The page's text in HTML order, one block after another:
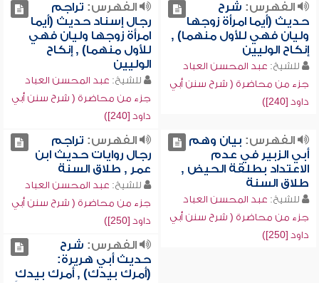
الفهرس: شرح
حديث (أيما امرأة زوجها
وليان فهي للأول منهما) ,
إنكاح الوليين
للشيخ: عبد المحسن العباد
جزء من محاضرة ( شرح سنن أبي
داود [240])
الفهرس: تراجم
رجال إسناد حديث (أيما
امرأة زوجها وليان فهي
للأول منهما) , إنكاح
الوليين
للشيخ: عبد المحسن العباد
جزء من محاضرة ( شرح سنن أبي
داود [240])
الفهرس: بيان وهم
أبي الزبير في عدم
الاعتداد بطلقة الحيض ,
طلاق السنة
للشيخ: عبد المحسن العباد
جزء من محاضرة ( شرح سنن أبي
داود [250])
الفهرس: تراجم
رجال روايات حديث ابن
عمر , طلاق السنة
للشيخ: عبد المحسن العباد
جزء من محاضرة ( شرح سنن أبي
داود [250])
الفهرس: شرح
حديث أبي هريرة:
(أمرك بيدك) , أمرك بيدكِ